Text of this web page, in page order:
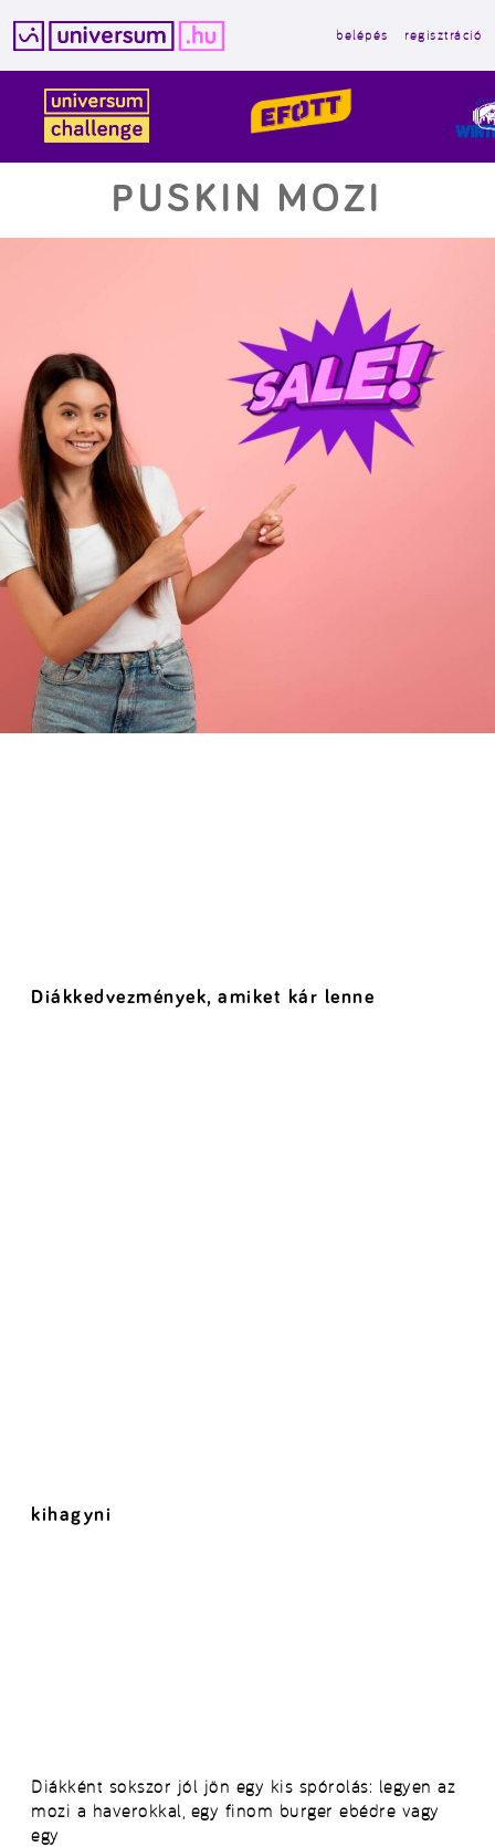
tartalomba
belépés regisztráció
PUSKIN MOZI
Diákkedvezmények, amiket kár lenne
kihagyni
Diákként sokszor jól jön egy kis spórolás: legyen az
mozi a haverokkal, egy finom burger ebédre vagy
egy